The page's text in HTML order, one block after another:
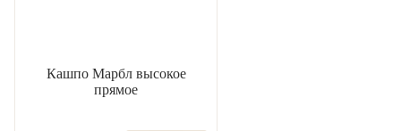
Кашпо Марбл высокое
прямое